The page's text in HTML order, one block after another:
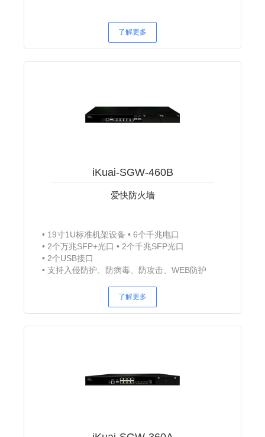
了解更多
iKuai-SGW-460B
爱快防火墙
19寸1U标准机架设备
6个千兆电口
2个万兆SFP+光口
2个千兆SFP光口
2个USB接口
支持入侵防护、防病毒、防攻击、WEB防护
了解更多